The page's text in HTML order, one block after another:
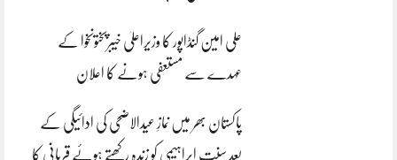
علی امین گنڈاپور کا وزیراعلیٰ خیبرپختونخوا کے
عہدے سے مستعفی ہونے کا اعلان
پاکستان بھر میں نمازِ عیدالاضحی کی ادائیگی کے
بعد سنتِ ابراہیمی کو زندہ رکھتے ہوئے قربانی کا